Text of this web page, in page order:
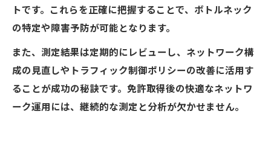
トです。これらを正確に把握することで、ボトルネック
の特定や障害予防が可能となります。
また、測定結果は定期的にレビューし、ネットワーク構
成の見直しやトラフィック制御ポリシーの改善に活用す
ることが成功の秘訣です。免許取得後の快適なネットワ
ーク運用には、継続的な測定と分析が欠かせません。